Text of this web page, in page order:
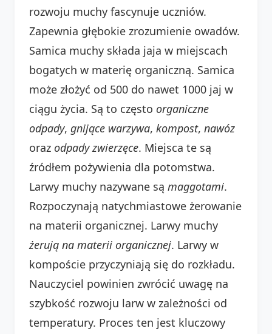
rozwoju muchy fascynuje uczniów.
Zapewnia głębokie zrozumienie owadów.
Samica muchy składa jaja w miejscach
bogatych w materię organiczną. Samica
może złożyć od 500 do nawet 1000 jaj w
ciągu życia. Są to często organiczne
odpady, gnijące warzywa, kompost, nawóz
oraz odpady zwierzęce. Miejsca te są
źródłem pożywienia dla potomstwa.
Larwy muchy nazywane są maggotami.
Rozpoczynają natychmiastowe żerowanie
na materii organicznej. Larwy muchy
żerują na materii organicznej. Larwy w
kompoście przyczyniają się do rozkładu.
Nauczyciel powinien zwrócić uwagę na
szybkość rozwoju larw w zależności od
temperatury. Proces ten jest kluczowy